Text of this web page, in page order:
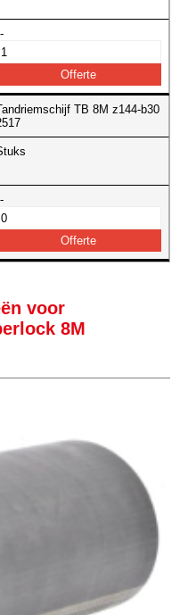
-
TB 8M z144-b30
-
voor
8M